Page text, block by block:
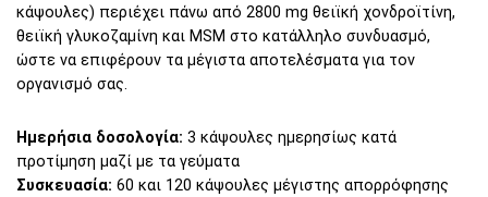
κάψουλες) περιέχει πάνω από 2800 mg θειϊκή χονδροϊτίνη,
θειϊκή γλυκοζαμίνη και MSM στο κατάλληλο συνδυασμό,
ώστε να επιφέρουν τα μέγιστα αποτελέσματα για τον
οργανισμό σας.
Ημερήσια δοσολογία: 3 κάψουλες ημερησίως κατά
προτίμηση μαζί με τα γεύματα
Συσκευασία: 60 και 120 κάψουλες μέγιστης απορρόφησης